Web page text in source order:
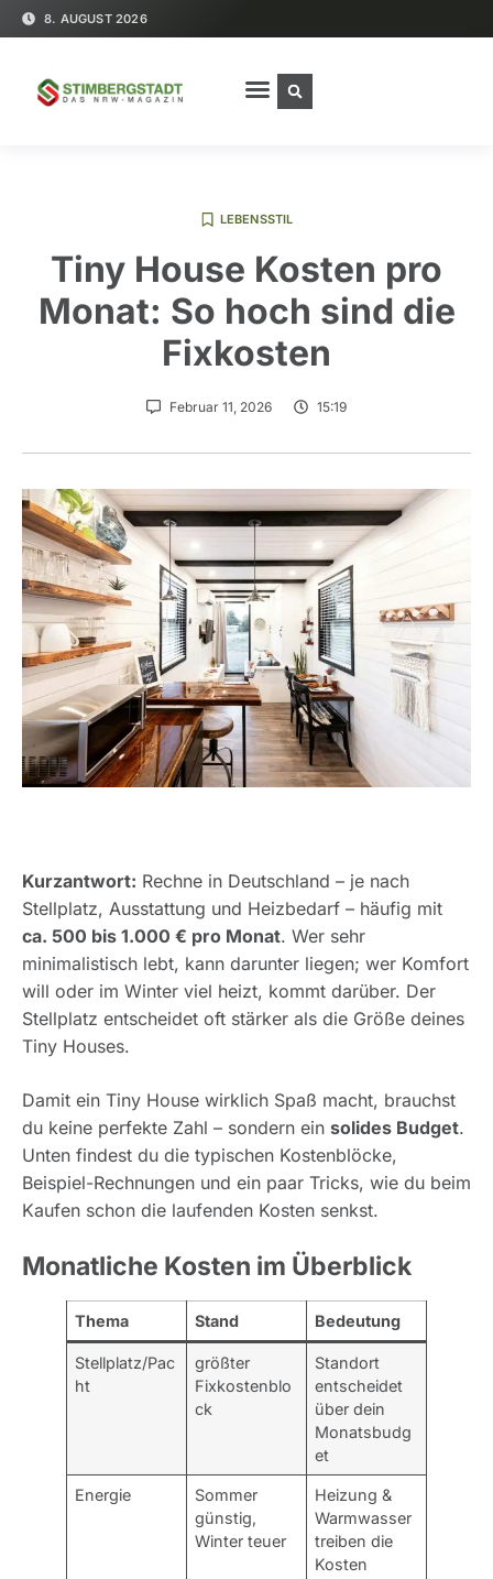
8. AUGUST 2026
LEBENSSTIL
Tiny House Kosten pro
Monat: So hoch sind die
Fixkosten
Februar 11, 2026 15:19
Kurzantwort: Rechne in Deutschland – je nach
Stellplatz, Ausstattung und Heizbedarf – häufig mit
ca. 500 bis 1.000 € pro Monat. Wer sehr
minimalistisch lebt, kann darunter liegen; wer Komfort
will oder im Winter viel heizt, kommt darüber. Der
Stellplatz entscheidet oft stärker als die Größe deines
Tiny Houses.
Damit ein Tiny House wirklich Spaß macht, brauchst
du keine perfekte Zahl – sondern ein solides Budget.
Unten findest du die typischen Kostenblöcke,
Beispiel-Rechnungen und ein paar Tricks, wie du beim
Kaufen schon die laufenden Kosten senkst.
Monatliche Kosten im Überblick
Thema Stand Bedeutung
Stellplatz/Pac
ht
größter
Fixkostenblo
ck
Standort
entscheidet
über dein
Monatsbudg
et
Energie
Sommer
günstig,
Winter teuer
Heizung &
Warmwasser
treiben die
Kosten